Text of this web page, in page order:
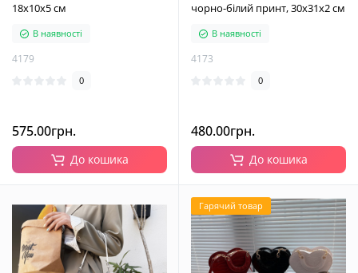
18х10х5 см
В наявності
4179
0
575.00грн.
До кошика
чорно-білий принт, 30х31х2 см
В наявності
4173
0
480.00грн.
До кошика
Гарячий товар